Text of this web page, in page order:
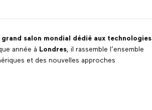
grand salon mondial dédié aux technologies
année à Londres, il rassemble l’ensemble
et des nouvelles approches